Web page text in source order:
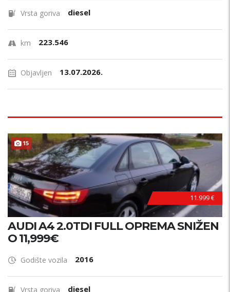
Vrsta goriva diesel
km 223.546
Objavljen 13.07.2026.
15
11.999 €
AUDI A4 2.0TDI FULL OPREMA SNIŽEN
O 11,999€
Godište vozila 2016
Vrsta goriva diesel